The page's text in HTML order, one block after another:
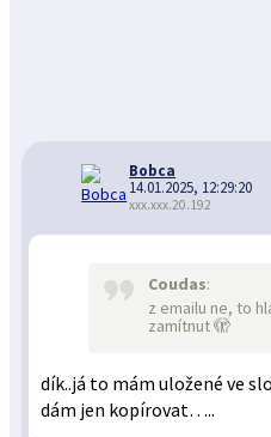
Bobca
14.01.2025, 12:29:20
xxx.xxx.20.192
Coudas:
z emailu ne, to
zamítnut 🫣
dík..já to mám uložené ve
dám jen kopírovat…..